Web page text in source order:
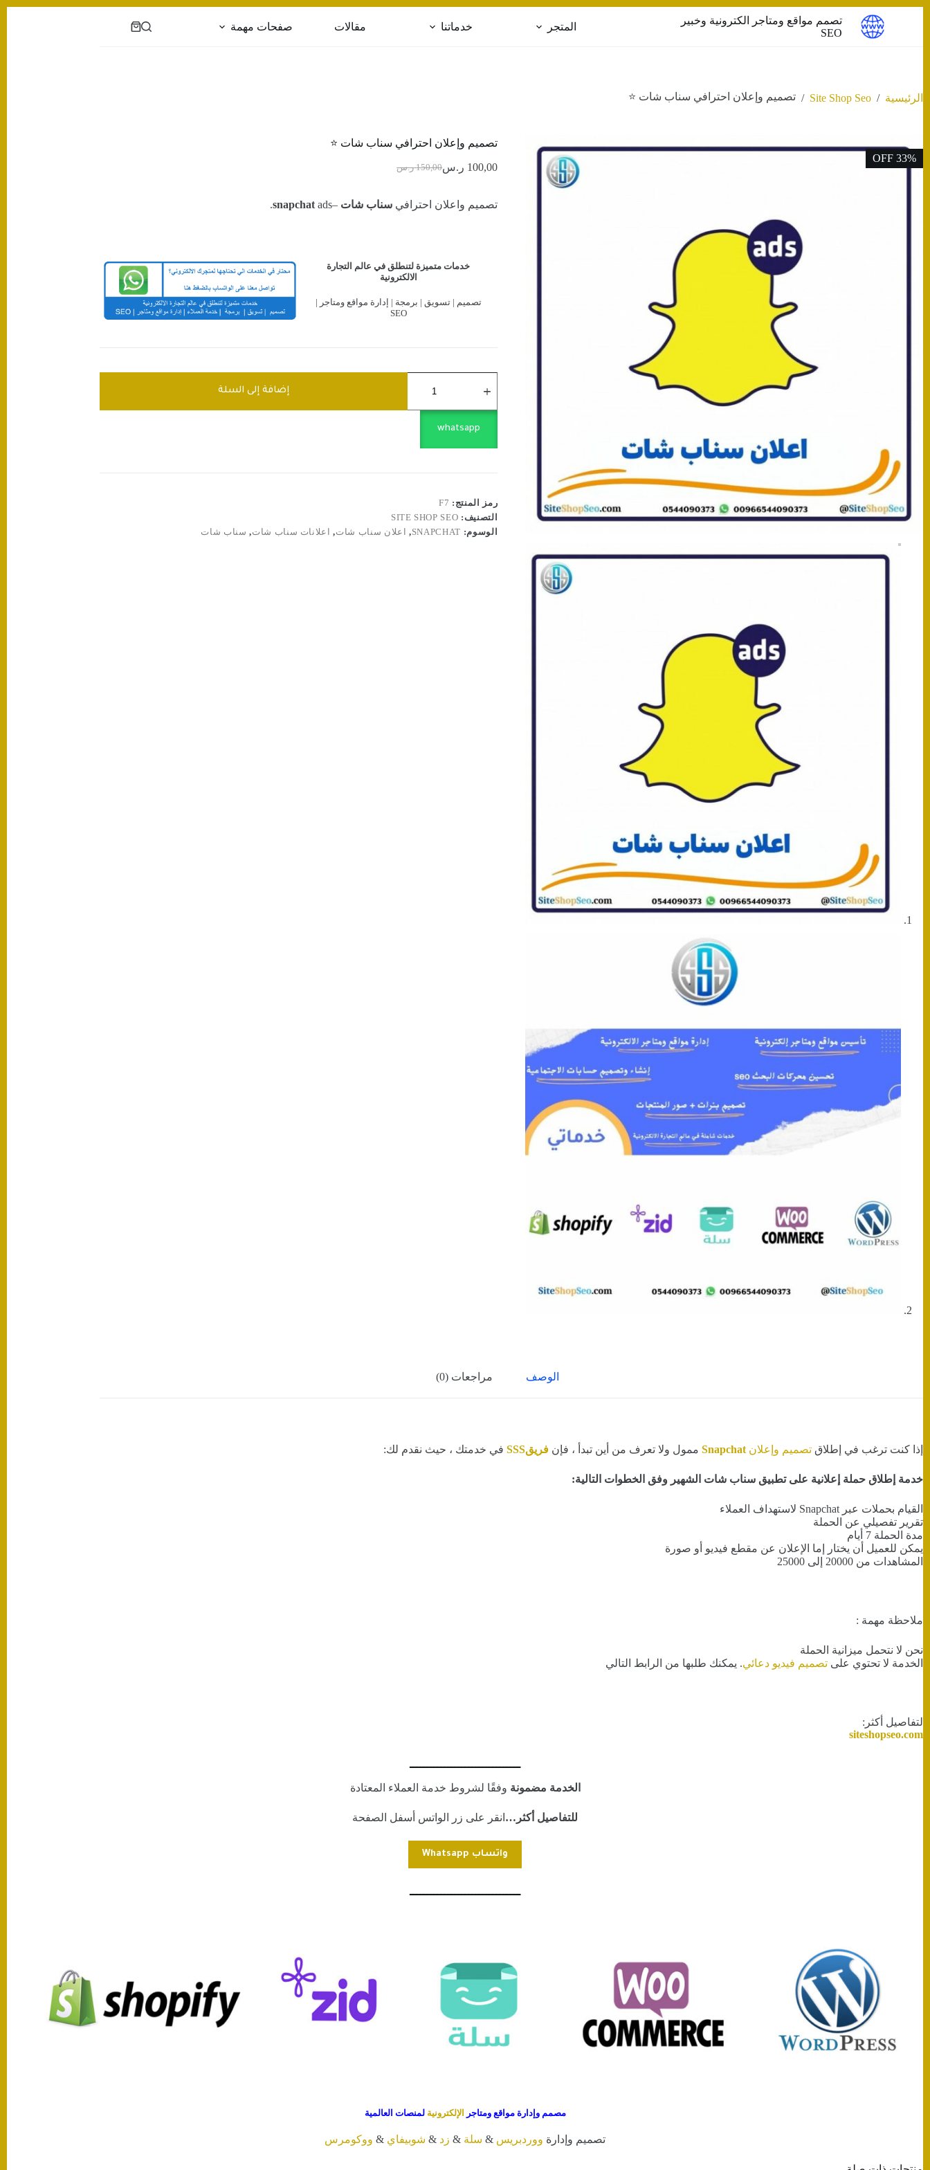
تصمم مواقع ومتاجر الكترونية وخبير
SEO
المتجر خدماتنا مقالات صفحات مهمة
عربة
الرئيسية /
Site Shop Seo
/ تصميم وإعلان احترافي سناب شات ⭐️
33% OFF
تصميم وإعلان احترافي سناب شات ⭐️
150,00 ر.س
السعر
هو:
150,00 ر.س.
100,00 ر.سالسعر
هو:
100,00 ر.س.
تصميم واعلان احترافي سناب شات –
snapchat ads.
خدمات متميزة لتنطلق في عالم التجارة
الالكترونية
تصميم | تسويق | برمجة | إدارة مواقع ومتاجر |
SEO
تصميم
احترافي
سناب
إضافة إلى السلة
whatsapp
رمز المنتج: F7
التصنيف: SITE SHOP SEO
الوسوم: SNAPCHAT
, اعلان سناب شات, اعلانات سناب شات, سناب شات
الوصف مراجعات (0)
إذا كنت ترغب في إطلاق تصميم وإعلان Snapchat ممول ولا تعرف من أين تبدأ ، فإن فريقSSS في خدمتك ، حيث نقدم لك:
خدمة إطلاق حملة إعلانية على تطبيق سناب شات الشهير وفق الخطوات التالية:
القيام بحملات عبر Snapchat لاستهداف العملاء
تقرير تفصيلي عن الحملة
مدة الحملة 7 أيام
يمكن للعميل أن يختار إما الإعلان عن مقطع فيديو أو صورة
المشاهدات من 20000 إلى 25000
ملاحظة مهمة :
نحن لا نتحمل ميزانية الحملة
الخدمة لا تحتوي على تصميم فيديو دعائي. يمكنك طلبها من الرابط التالي
لتفاصيل أكثر:
siteshopseo.com
ــــــــــــــــــــــــــــــــ
الخدمة مضمونة وفقًا لشروط خدمة العملاء المعتادة
للتفاصيل أكثر… انقر على زر الواتس أسفل الصفحة
واتساب Whatsapp
ــــــــــــــــــــــــــــــــ
مصمم وإدارة مواقع ومتاجر الإلكترونية لمنصات العالمية
تصميم وإدارة ووردبريس & سلة & زد & شوبيفاي & ووكومرس